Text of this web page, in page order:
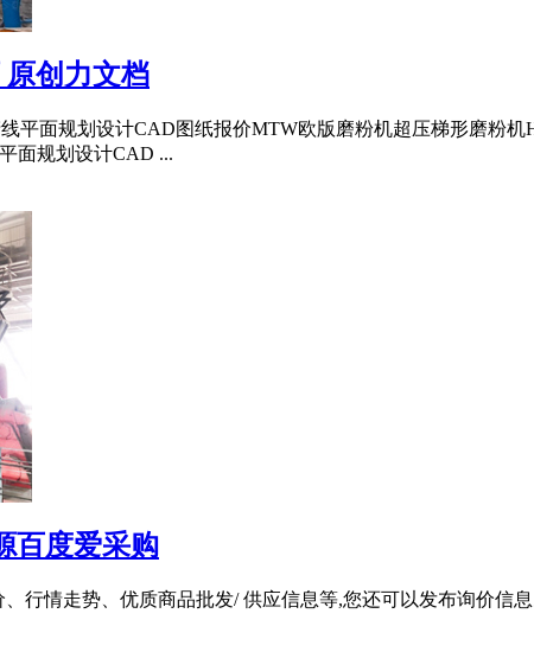
原创力文档
平面规划设计CAD图纸报价MTW欧版磨粉机超压梯形磨粉
面规划设计CAD ...
百度爱采购
行情走势、优质商品批发/ 供应信息等,您还可以发布询价信